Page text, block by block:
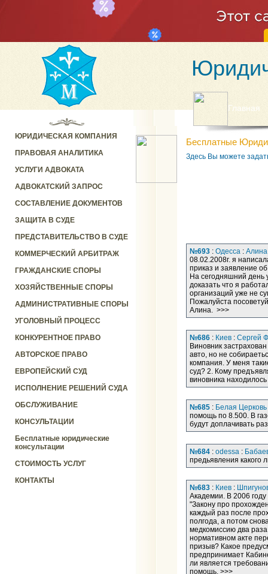
Главная
ЮРИДИЧЕСКАЯ КОМПАНИЯ
ПРАВОВАЯ АНАЛИТИКА
УСЛУГИ АДВОКАТА
АДВОКАТСКИЙ ЗАПРОС
СОСТАВЛЕНИЕ ДОКУМЕНТОВ
ЗАЩИТА В СУДЕ
ПРЕДСТАВИТЕЛЬСТВО В СУДЕ
КОММЕРЧЕСКИЙ АРБИТРАЖ
ГРАЖДАНСКИЕ СПОРЫ
ХОЗЯЙСТВЕННЫЕ СПОРЫ
АДМИНИСТРАТИВНЫЕ СПОРЫ
УГОЛОВНЫЙ ПРОЦЕСС
КОНКУРЕНТНОЕ ПРАВО
АВТОРСКОЕ ПРАВО
ЕВРОПЕЙСКИЙ СУД
ИСПОЛНЕНИЕ РЕШЕНИЙ СУДА
ОБСЛУЖИВАНИЕ
КОНСУЛЬТАЦИИ
Бесплатные юридические
консультации
СТОИМОСТЬ УСЛУГ
КОНТАКТЫ
Бесплатные
Здесь Вы можете
№693 : Одесса :
08.02.2008г. я
приказ и заявление
На сегодняшний день
доказать что я
организаций уже не
Пожалуйста
Алина. >>>
№686 : Киев : Сергей
Виновник
авто, но не
компания. У меня
суд? 2. Кому
виновника
№685 : Белая Церковь
помощь по 8.500. В
будут доплачивать
№684 : odessa :
предьявления какого
№683 : Киев :
Академии. В 2006
"Закону про
каждый раз после
полгода, а потом
медкомиссию два
нормативном акте
призыв? Какое
предпринимает
ли является
помощь. >>>